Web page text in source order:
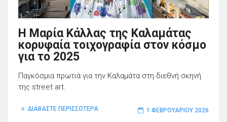
Η Μαρία Κάλλας της Καλαμάτας
κορυφαία τοιχογραφία στον κόσμο
για το 2025
Παγκόσμια πρωτιά για την Καλαμάτα στη διεθνή σκηνή
της street art.
ΔΙΑΒΑΣΤΕ ΠΕΡΙΣΣΟΤΕΡΑ 1 ΦΕΒΡΟΥΑΡΊΟΥ 2026